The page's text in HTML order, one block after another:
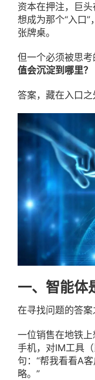
资本在押注，巨
想成为那个“入口
张牌桌。
但一个必须被思考
值会沉淀到哪里？
答案，藏在入口之
一、智能体
在寻找问题的答
一位销售在地铁
手机，对IM工具
句：“帮我看看A
略。”